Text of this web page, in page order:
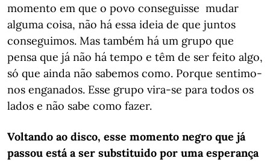
momento em que o povo conseguisse mudar
alguma coisa, não há essa ideia de que juntos
conseguimos. Mas também há um grupo que
pensa que já não há tempo e têm de ser feito algo,
só que ainda não sabemos como. Porque sentimo-
nos enganados. Esse grupo vira-se para todos os
lados e não sabe como fazer.
Voltando ao disco, esse momento negro que já
passou está a ser substituido por uma esperança